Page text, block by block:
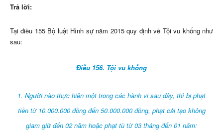
Trả lời:
Tại điều 155 Bộ luật Hình sự năm 2015 quy định về Tội vu khống như
sau:
Điều 156. Tội vu khống
1. Người nào thực hiện một trong các hành vi sau đây, thì bị phạt
tiền từ 10.000.000 đồng đến 50.000.000 đồng, phạt cải tạo không
giam giữ đến 02 năm hoặc phạt tù từ 03 tháng đến 01 năm: